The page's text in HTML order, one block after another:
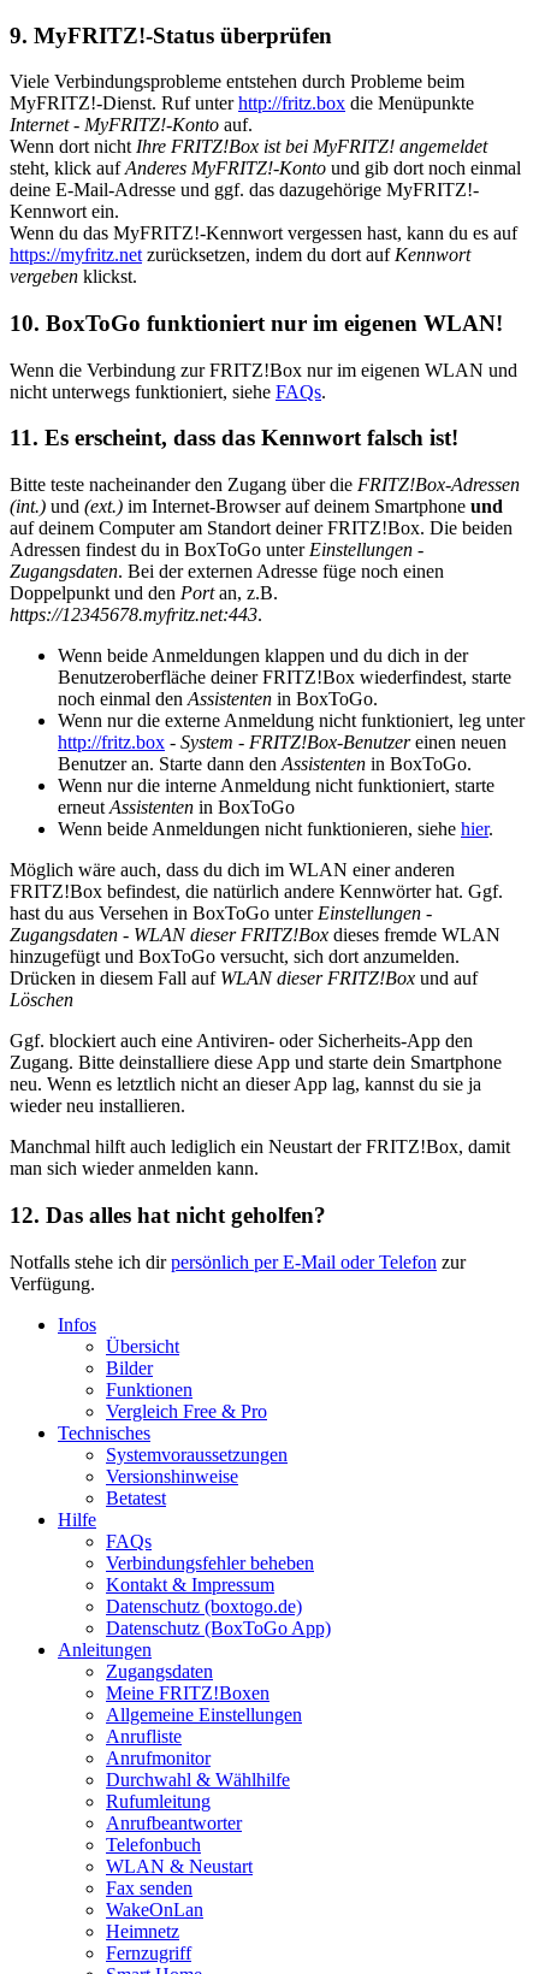
9. MyFRITZ!-Status überprüfen
Viele Verbindungsprobleme entstehen durch Probleme beim
MyFRITZ!-Dienst. Ruf unterhttp://fritz.box die Menüpunkte
Internet- MyFRITZ!-Konto auf.
Wenn dort nicht Ihre FRITZ!Box ist bei MyFRITZ! angemeldet
steht, klick aufAnderes MyFRITZ!-Konto und gib dort noch einmal
deine E-Mail-Adresse und ggf. das dazugehörige MyFRITZ!-
Kennwort ein.
Wenn du das MyFRITZ!-Kennwort vergessen hast, kann du es auf
https://myfritz.net zurücksetzen, indem du dort auf Kennwort
vergeben klickst.
10. BoxToGo funktioniert nur im eigenen WLAN!
Wenn die Verbindung zur FRITZ!Box nur im eigenen WLAN und
nicht unterwegs funktioniert, siehe FAQs.
11. Es erscheint, dass das Kennwort falsch ist!
Bitte teste nacheinander den Zugang über die FRITZ!Box-Adressen
(int.) und (ext.) im Internet-Browser auf deinem Smartphone und
auf deinem Computer am Standort deiner FRITZ!Box. Die beiden
Adressen findest du in BoxToGo unter Einstellungen -
Zugangsdaten. Bei der externen Adresse füge noch einen
Doppelpunkt und den Portan, z.B.
https://12345678.myfritz.net:443.
Wenn beide Anmeldungen klappen und du dich in der
Benutzeroberfläche deiner FRITZ!Box wiederfindest, starte
noch einmal den Assistenten in BoxToGo.
Wenn nur die externe Anmeldung nicht funktioniert, leg unter
http://fritz.box - System - FRITZ!Box-Benutzereinen neuen
Benutzer an. Starte dann den Assistenten in BoxToGo.
Wenn nur die interne Anmeldung nicht funktioniert, starte
erneut Assistenten in BoxToGo
Wenn beide Anmeldungen nicht funktionieren, siehe hier.
Möglich wäre auch, dass du dich im WLAN einer anderen
FRITZ!Box befindest, die natürlich andere Kennwörter hat. Ggf.
hast du aus Versehen in BoxToGo unter Einstellungen -
Zugangsdaten - WLAN dieser FRITZ!Box dieses fremde WLAN
hinzugefügt und BoxToGo versucht, sich dort anzumelden.
Drücken in diesem Fall auf WLAN dieser FRITZ!Box und auf
Löschen
Ggf. blockiert auch eine Antiviren- oder Sicherheits-App den
Zugang. Bitte deinstalliere diese App und starte dein Smartphone
neu. Wenn es letztlich nicht an dieser App lag, kannst du sie ja
wieder neu installieren.
Manchmal hilft auch lediglich ein Neustart der FRITZ!Box, damit
man sich wieder anmelden kann.
12. Das alles hat nicht geholfen?
Notfalls stehe ich dirpersönlich per E-Mail oder Telefon zur
Verfügung.
Infos
Übersicht
Bilder
Funktionen
Vergleich Free & Pro
Technisches
Systemvoraussetzungen
Versionshinweise
Betatest
Hilfe
FAQs
Verbindungsfehler beheben
Kontakt & Impressum
Datenschutz (boxtogo.de)
Datenschutz (BoxToGo App)
Anleitungen
Zugangsdaten
Meine FRITZ!Boxen
Allgemeine Einstellungen
Anrufliste
Anrufmonitor
Durchwahl & Wählhilfe
Rufumleitung
Anrufbeantworter
Telefonbuch
WLAN & Neustart
Fax senden
WakeOnLan
Heimnetz
Fernzugriff